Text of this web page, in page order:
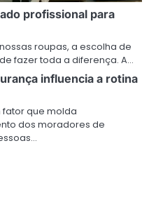
profissional para
roupas, a escolha de
fazer toda a diferença. A…
influencia a rotina
que molda
dos moradores de